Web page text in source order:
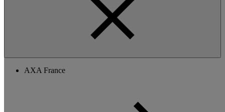
AXA France